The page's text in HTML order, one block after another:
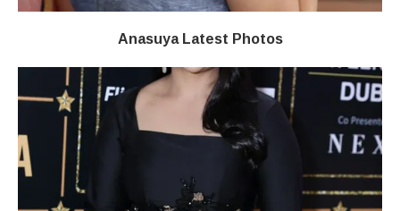
Anasuya Latest Photos